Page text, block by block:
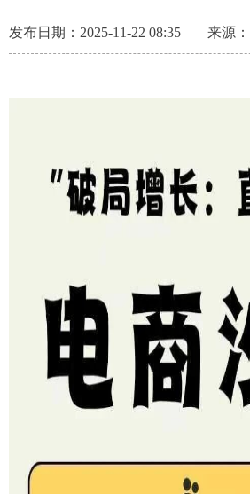
发布日期：2025-11-22 08:35 来源：